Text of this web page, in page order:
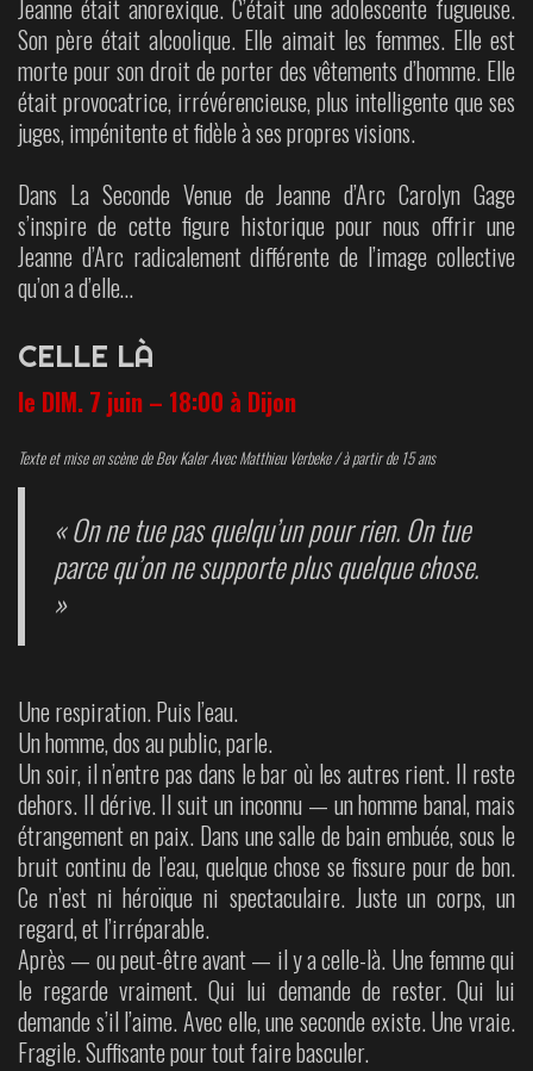
Jeanne était anorexique. C’était une adolescente fugueuse.
Son père était alcoolique. Elle aimait les femmes. Elle est
morte pour son droit de porter des vêtements d’homme. Elle
était provocatrice, irrévérencieuse, plus intelligente que ses
juges, impénitente et fidèle à ses propres visions.
Dans La Seconde Venue de Jeanne d’Arc Carolyn Gage
s’inspire de cette figure historique pour nous offrir une
Jeanne d’Arc radicalement différente de l’image collective
qu’on a d’elle…
CELLE LÀ
le DIM. 7 juin – 18:00 à Dijon
Texte et mise en scène de Bev Kaler Avec Matthieu Verbeke / à partir de 15 ans
« On ne tue pas quelqu’un pour rien. On tue
parce qu’on ne supporte plus quelque chose.
»
Une respiration. Puis l’eau.
Un homme, dos au public, parle.
Un soir, il n’entre pas dans le bar où les autres rient. Il reste
dehors. Il dérive. Il suit un inconnu — un homme banal, mais
étrangement en paix. Dans une salle de bain embuée, sous le
bruit continu de l’eau, quelque chose se fissure pour de bon.
Ce n’est ni héroïque ni spectaculaire. Juste un corps, un
regard, et l’irréparable.
Après — ou peut-être avant — il y a celle-là. Une femme qui
le regarde vraiment. Qui lui demande de rester. Qui lui
demande s’il l’aime. Avec elle, une seconde existe. Une vraie.
Fragile. Suffisante pour tout faire basculer.